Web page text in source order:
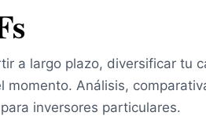
a largo plazo, diversificar tu
Análisis,
inversores particulares.